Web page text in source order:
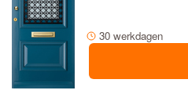
30 werkdagen